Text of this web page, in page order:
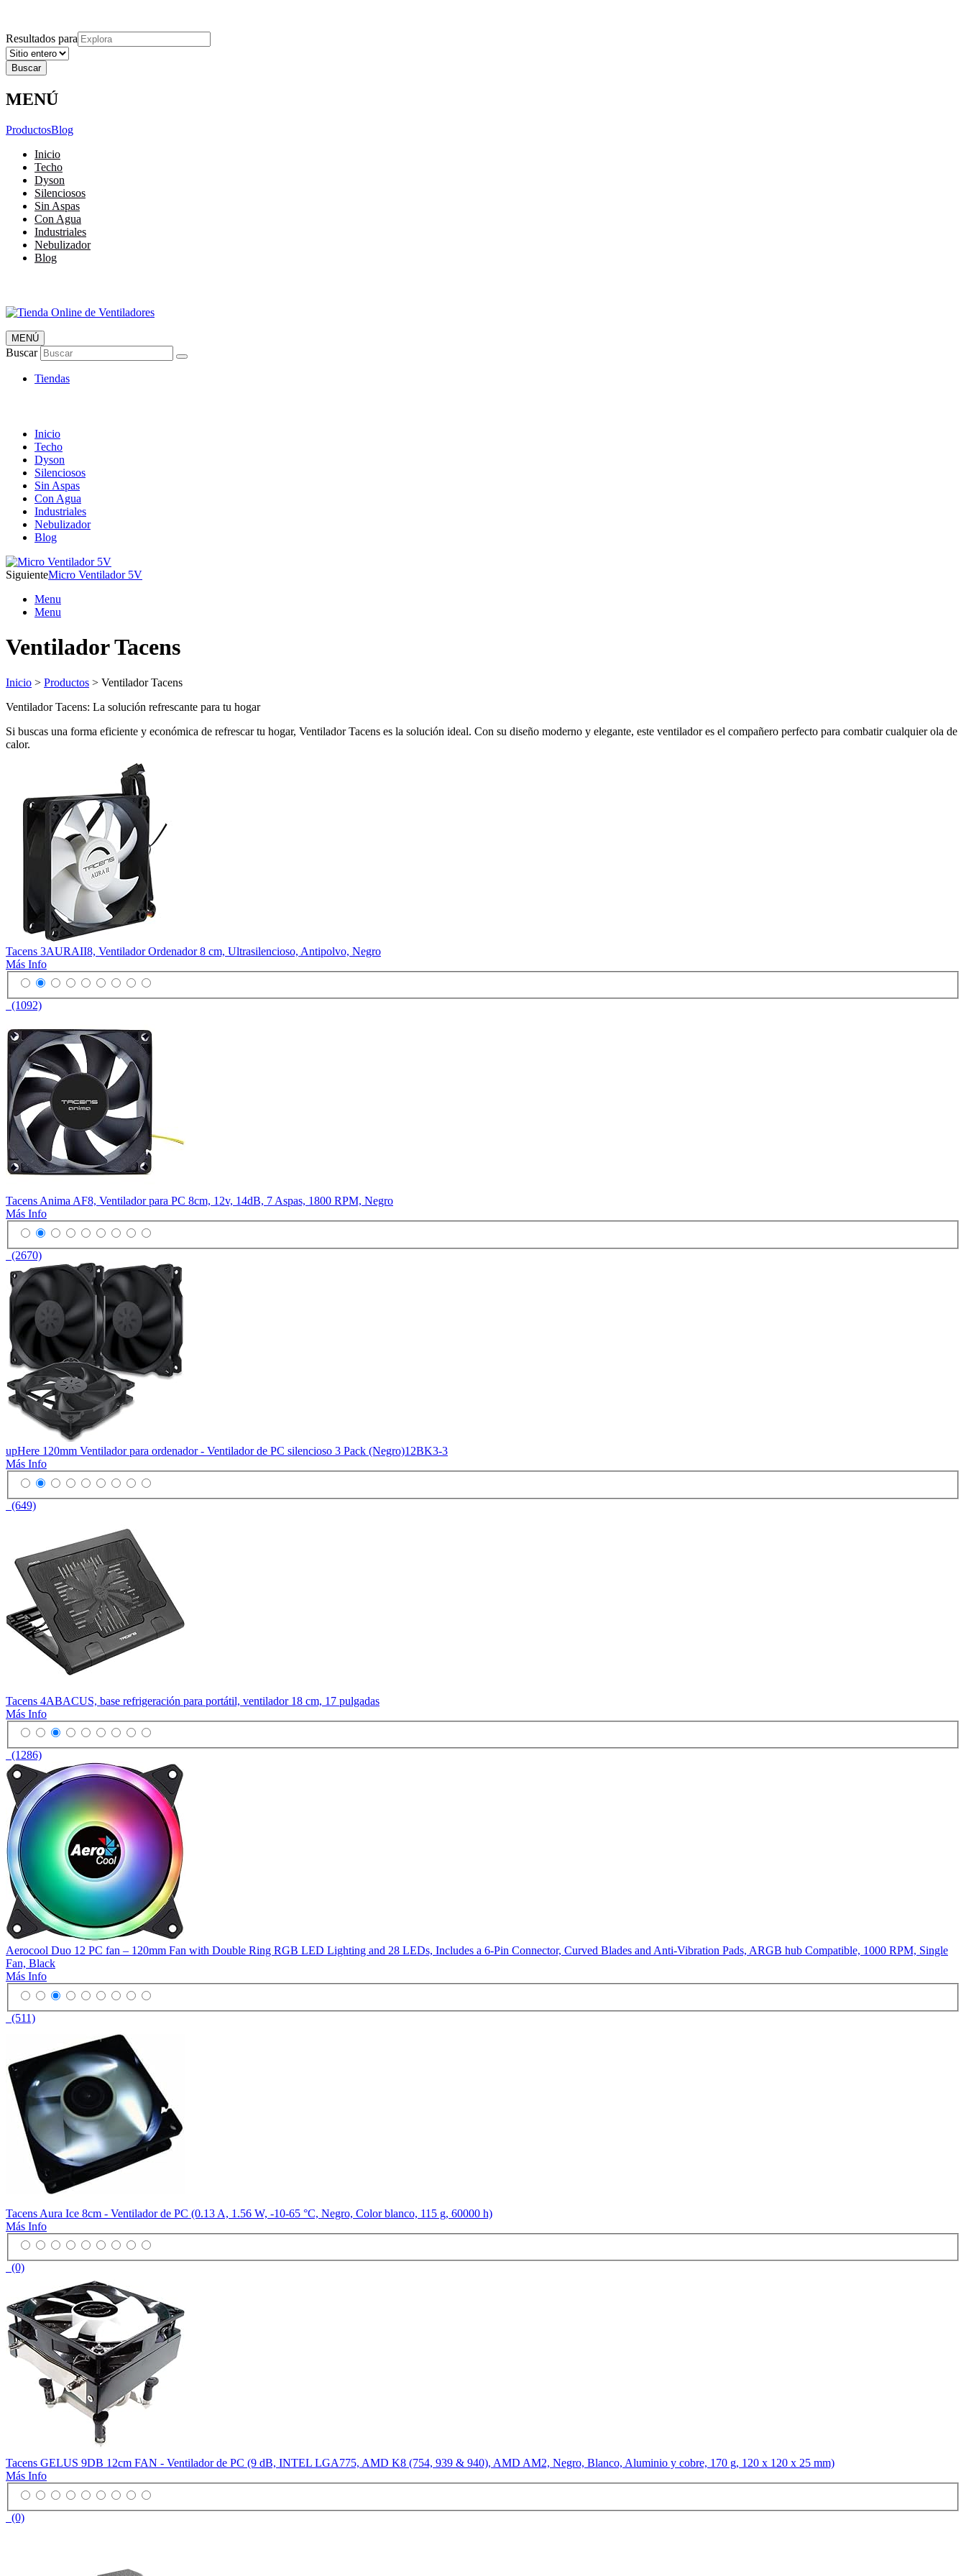
Resultados para
MENÚ
ProductosBlog
Inicio
Techo
Dyson
Silenciosos
Sin Aspas
Con Agua
Industriales
Nebulizador
Blog
Tienda Online de Ventiladores
Super Catálogo de Ofertas
MENÚ
Buscar
Tiendas
Inicio
Techo
Dyson
Silenciosos
Sin Aspas
Con Agua
Industriales
Nebulizador
Blog
SiguienteMicro Ventilador 5V
Menu
Menu
Ventilador Tacens
Inicio > Productos > Ventilador Tacens
Ventilador Tacens: La solución refrescante para tu hogar
Si buscas una forma eficiente y económica de refrescar tu hogar, Ventilador Tacens es la solución ideal. Con su diseño moderno y elegante, este ventilador es el compañero perfecto para combatir cualquier ola de
calor.
Tacens 3AURAII8, Ventilador Ordenador 8 cm, Ultrasilencioso, Antipolvo, Negro
Más Info
(1092)
Tacens Anima AF8, Ventilador para PC 8cm, 12v, 14dB, 7 Aspas, 1800 RPM, Negro
Más Info
(2670)
upHere 120mm Ventilador para ordenador - Ventilador de PC silencioso 3 Pack (Negro)12BK3-3
Más Info
(649)
Tacens 4ABACUS, base refrigeración para portátil, ventilador 18 cm, 17 pulgadas
Más Info
(1286)
Aerocool Duo 12 PC fan – 120mm Fan with Double Ring RGB LED Lighting and 28 LEDs, Includes a 6-Pin Connector, Curved Blades and Anti-Vibration Pads, ARGB hub Compatible, 1000 RPM, Single
Fan, Black
Más Info
(511)
Tacens Aura Ice 8cm - Ventilador de PC (0.13 A, 1.56 W, -10-65 °C, Negro, Color blanco, 115 g, 60000 h)
Más Info
(0)
Tacens GELUS 9DB 12cm FAN - Ventilador de PC (9 dB, INTEL LGA775, AMD K8 (754, 939 & 940), AMD AM2, Negro, Blanco, Aluminio y cobre, 170 g, 120 x 120 x 25 mm)
Más Info
(0)